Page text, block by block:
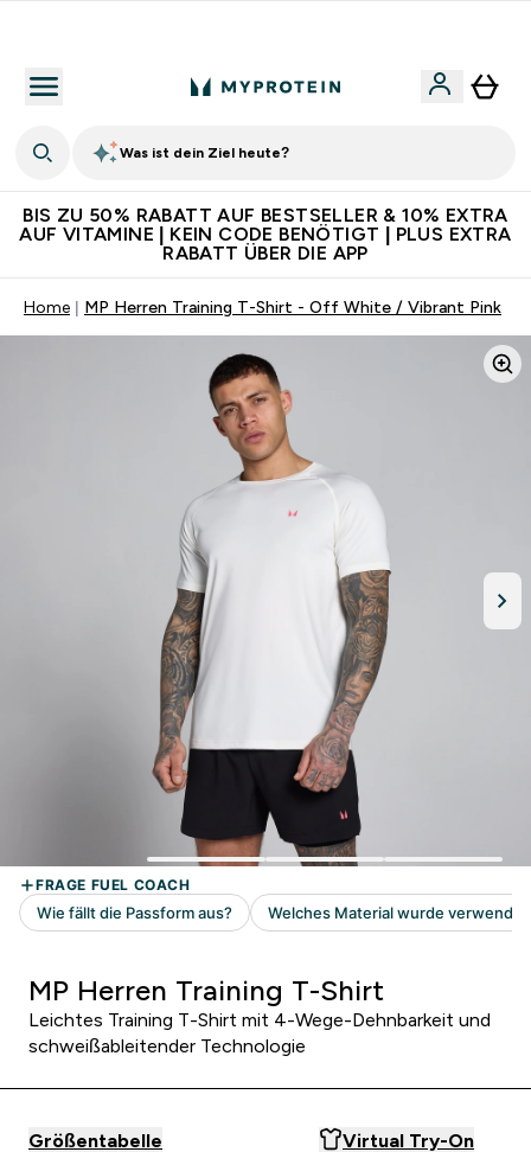
Was ist dein Ziel heute?
BIS ZU 50% RABATT AUF BESTSELLER & 10% EXTRA
AUF VITAMINE | KEIN CODE BENÖTIGT | PLUS EXTRA
RABATT ÜBER DIE APP
Home MP Herren Training T-Shirt - Off White / Vibrant Pink
MP Herren Training T-Shirt
Leichtes Training T-Shirt mit 4-Wege-Dehnbarkeit und
schweißableitender Technologie
Größentabelle Virtual Try-On